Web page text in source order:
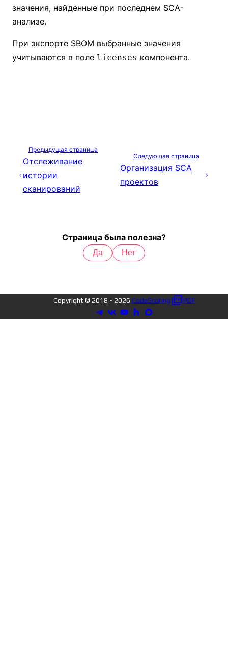
значения, найденные при последнем SCA-
анализе.
При экспорте SBOM выбранные значения
учитываются в поле licenses компонента.
Предыдущая страница
Отслеживание
истории
сканирований
Следующая страница
Организация SCA
проектов
Страница была полезна?
Да Нет
Copyright © 2018 - 2026 CodeScoring PDF